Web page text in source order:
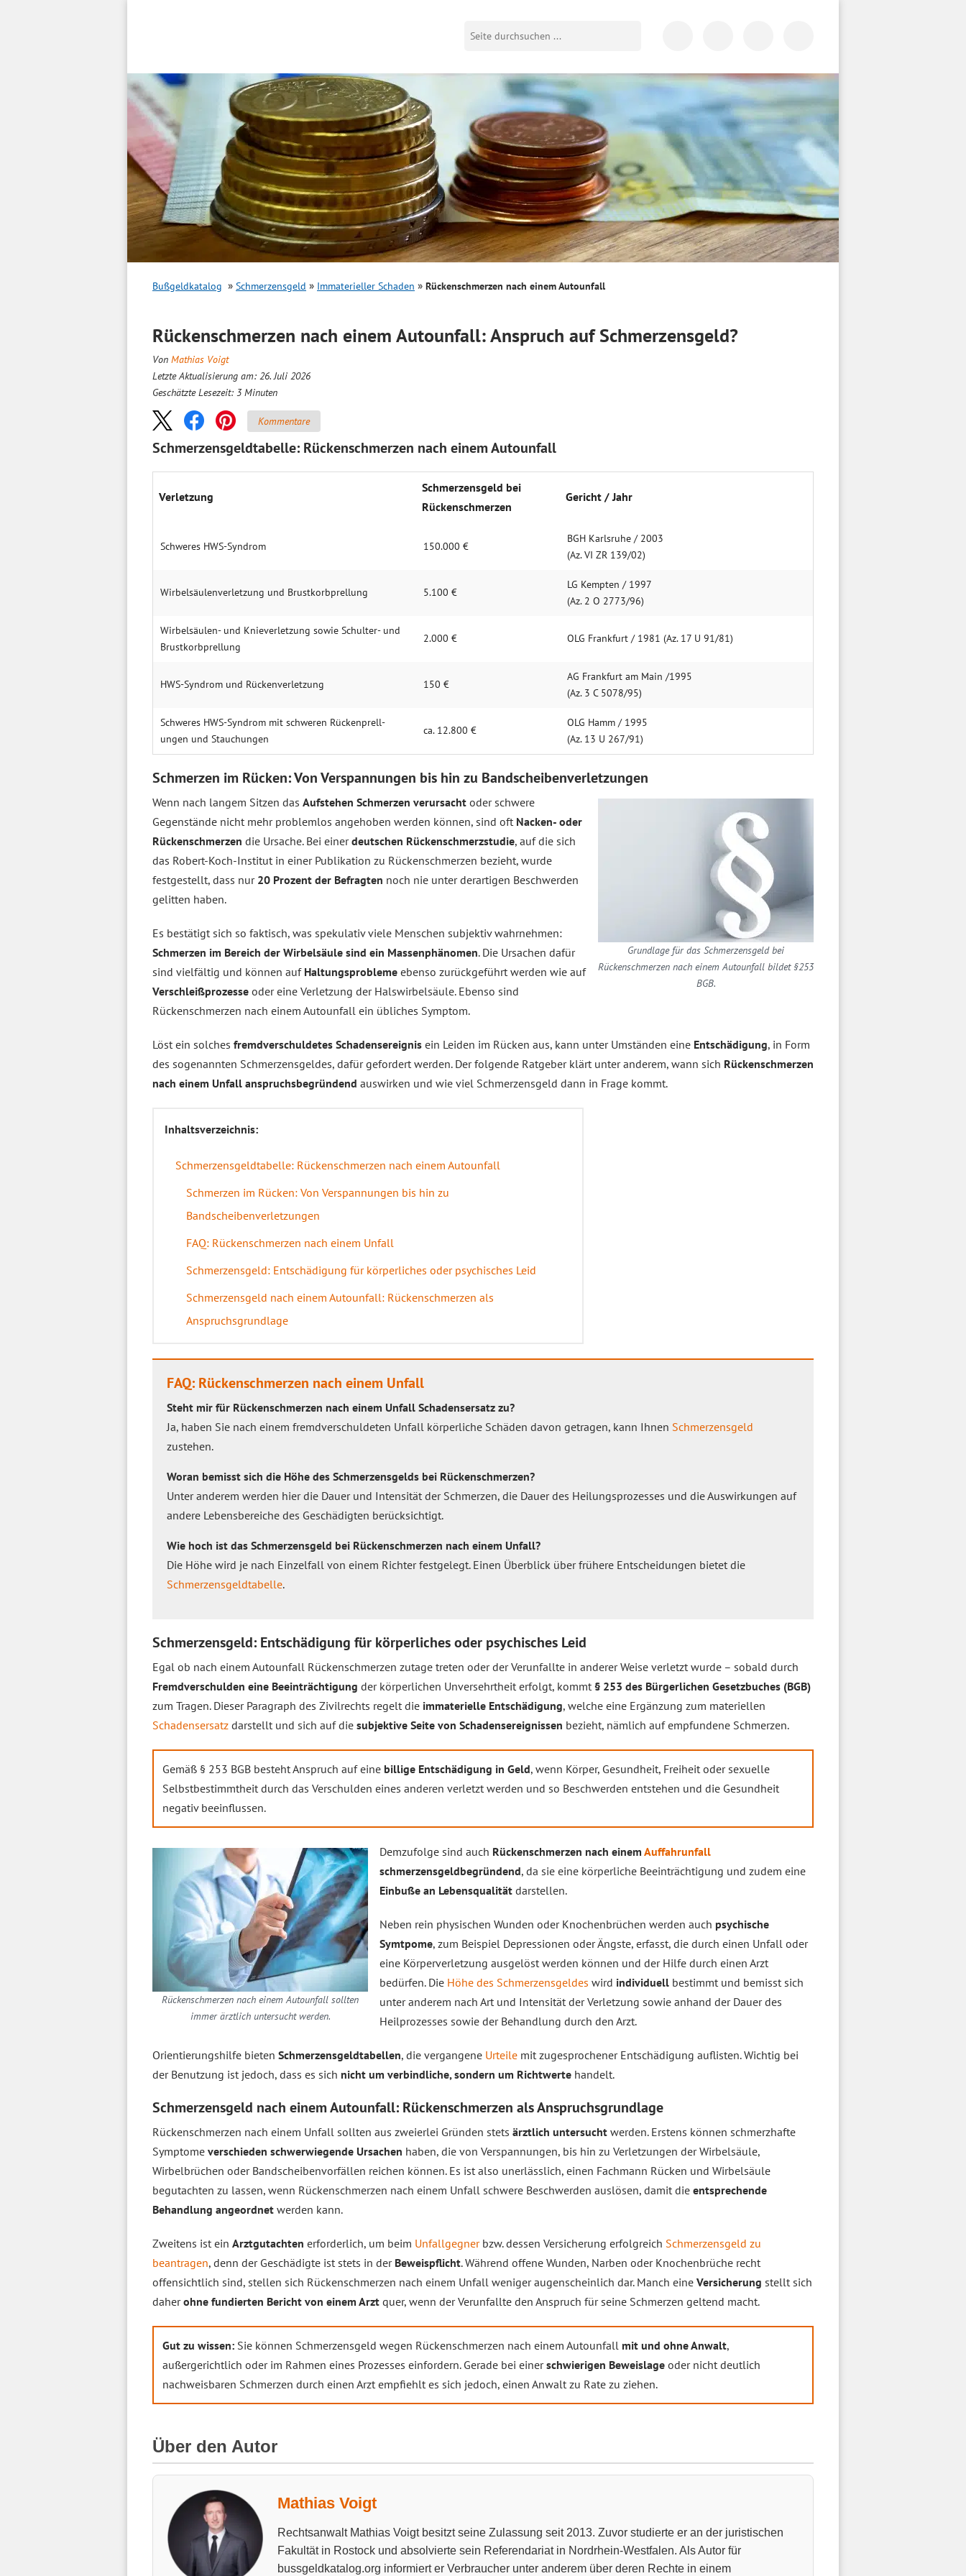
Bußgeldkatalog Schmerzensgeld Immaterieller Schaden Rückenschmerzen nach einem Autounfall
Rückenschmerzen nach einem Autounfall: Anspruch auf Schmerzensgeld?
Von Mathias Voigt
Letzte Aktualisierung am: 26. Juli 2026
Geschätzte Lesezeit: 3 Minuten
Kommentare
Schmerzensgeldtabelle: Rückenschmerzen nach einem Autounfall
Ver­letzung
Schmerzens­geld bei
Rücken­schmer­zen
Gericht / Jahr
Schwe­res HWS-Syndrom 150.000 €
BGH Karlsruhe / 2003
(Az. VI ZR 139/02)
Wirbel­säulen­verletz­ung und Brust­korb­prell­ung 5.100 €
LG Kempten / 1997
(Az. 2 O 2773/96)
Wirbel­säulen- und Knie­verletz­ung sowie Schulter- und
Brust­korb­prellung
2.000 € OLG Frankfurt / 1981 (Az. 17 U 91/81)
HWS-Syndrom und Rücken­verletz­ung 150 €
AG Frankfurt am Main /1995
(Az. 3 C 5078/95)
Schwe­res HWS-Syndrom mit schwe­ren Rücken­prell­
ungen und Stauch­ungen
ca. 12.800 €
OLG Hamm / 1995
(Az. 13 U 267/91)
Schmerzen im Rücken: Von Verspannungen bis hin zu Bandscheibenverletzungen
Grundlage für das Schmerzensgeld bei
Rückenschmerzen nach einem Autounfall bildet §253
BGB.
Wenn nach langem Sitzen das Aufstehen Schmerzen verursacht oder schwere
Gegenstände nicht mehr problemlos angehoben werden können, sind oft Nacken- oder
Rückenschmerzen die Ursache. Bei einerdeutschen Rückenschmerzstudie, auf die sich
das Robert-Koch-Institut in einer Publikation zu Rückenschmerzen bezieht, wurde
festgestellt, dass nur 20 Prozent der Befragten noch nie unter derartigen Beschwerden
gelitten haben.
Es bestätigt sich so faktisch, was spekulativ viele Menschen subjektiv wahrnehmen:
Schmerzen im Bereich der Wirbelsäule sind ein Massenphänomen. Die Ursachen dafür
sind vielfältig und können auf Haltungsprobleme ebenso zurückgeführt werden wie auf
Verschleißprozesse oder eine Verletzung der Halswirbelsäule. Ebenso sind
Rückenschmerzen nach einem Autounfall ein übliches Symptom.
Löst ein solches fremdverschuldetes Schadensereignis ein Leiden im Rücken aus, kann unter Umständen eine Entschädigung, in Form
des sogenannten Schmerzensgeldes, dafür gefordert werden. Der folgende Ratgeber klärt unter anderem, wann sich Rückenschmerzen
nach einem Unfall anspruchsbegründend auswirken und wie viel Schmerzensgeld dann in Frage kommt.
Inhaltsverzeichnis:
Schmerzensgeldtabelle: Rückenschmerzen nach einem Autounfall
Schmerzen im Rücken: Von Verspannungen bis hin zu
Bandscheibenverletzungen
FAQ: Rückenschmerzen nach einem Unfall
Schmerzensgeld: Entschädigung für körperliches oder psychisches Leid
Schmerzensgeld nach einem Autounfall: Rückenschmerzen als
Anspruchsgrundlage
FAQ: Rückenschmerzen nach einem Unfall
Steht mir für Rückenschmerzen nach einem Unfall Schadensersatz zu?
Ja, haben Sie nach einem fremdverschuldeten Unfall körperliche Schäden davon getragen, kann Ihnen Schmerzensgeld
zustehen.
Woran bemisst sich die Höhe des Schmerzensgelds bei Rückenschmerzen?
Unter anderem werden hier die Dauer und Intensität der Schmerzen, die Dauer des Heilungsprozesses und die Auswirkungen auf
andere Lebensbereiche des Geschädigten berücksichtigt.
Wie hoch ist das Schmerzensgeld bei Rückenschmerzen nach einem Unfall?
Die Höhe wird je nach Einzelfall von einem Richter festgelegt. Einen Überblick über frühere Entscheidungen bietet die
Schmerzensgeldtabelle.
Schmerzensgeld: Entschädigung für körperliches oder psychisches Leid
Egal ob nach einem Autounfall Rückenschmerzen zutage treten oder der Verunfallte in anderer Weise verletzt wurde – sobald durch
Fremdverschulden eine Beeinträchtigung der körperlichen Unversehrtheit erfolgt, kommt § 253 des Bürgerlichen Gesetzbuches (BGB)
zum Tragen. Dieser Paragraph des Zivilrechts regelt die immaterielle Entschädigung, welche eine Ergänzung zum materiellen
Schadensersatz darstellt und sich auf die subjektive Seite von Schadensereignissen bezieht, nämlich auf empfundene Schmerzen.
Gemäß § 253 BGB besteht Anspruch auf eine billige Entschädigung in Geld, wenn Körper, Gesundheit, Freiheit oder sexuelle
Selbstbestimmtheit durch das Verschulden eines anderen verletzt werden und so Beschwerden entstehen und die Gesundheit
negativ beeinflussen.
Rückenschmerzen nach einem Autounfall sollten
immer ärztlich untersucht werden.
Demzufolge sind auch Rückenschmerzen nach einem Auffahrunfall
schmerzensgeldbegründend, da sie eine körperliche Beeinträchtigung und zudem eine
Einbuße an Lebensqualität darstellen.
Neben rein physischen Wunden oder Knochenbrüchen werden auch psychische
Symtpome, zum Beispiel Depressionen oder Ängste, erfasst, die durch einen Unfall oder
eine Körperverletzung ausgelöst werden können und der Hilfe durch einen Arzt
bedürfen. Die Höhe des Schmerzensgeldes wird individuell bestimmt und bemisst sich
unter anderem nach Art und Intensität der Verletzung sowie anhand der Dauer des
Heilprozesses sowie der Behandlung durch den Arzt.
Orientierungshilfe bieten Schmerzensgeldtabellen, die vergangene Urteile mit zugesprochener Entschädigung auflisten. Wichtig bei
der Benutzung ist jedoch, dass es sich nicht um verbindliche, sondern um Richtwerte handelt.
Schmerzensgeld nach einem Autounfall: Rückenschmerzen als Anspruchsgrundlage
Rückenschmerzen nach einem Unfall sollten aus zweierlei Gründen stets ärztlich untersucht werden. Erstens können schmerzhafte
Symptome verschieden schwerwiegende Ursachen haben, die von Verspannungen, bis hin zu Verletzungen der Wirbelsäule,
Wirbelbrüchen oder Bandscheibenvorfällen reichen können. Es ist also unerlässlich, einen Fachmann Rücken und Wirbelsäule
begutachten zu lassen, wenn Rückenschmerzen nach einem Unfall schwere Beschwerden auslösen, damit die entsprechende
Behandlung angeordnet werden kann.
Zweitens ist ein Arztgutachten erforderlich, um beim Unfallgegnerbzw. dessen Versicherung erfolgreich Schmerzensgeld zu
beantragen, denn der Geschädigte ist stets in der Beweispflicht. Während offene Wunden, Narben oder Knochenbrüche recht
offensichtlich sind, stellen sich Rückenschmerzen nach einem Unfall weniger augenscheinlich dar. Manch eine Versicherung stellt sich
daherohne fundierten Bericht von einem Arzt quer, wenn der Verunfallte den Anspruch für seine Schmerzen geltend macht.
Gut zu wissen: Sie können Schmerzensgeld wegen Rückenschmerzen nach einem Autounfall mit und ohne Anwalt,
außergerichtlich oder im Rahmen eines Prozesses einfordern. Gerade bei einerschwierigen Beweislage oder nicht deutlich
nachweisbaren Schmerzen durch einen Arzt empfiehlt es sich jedoch, einen Anwalt zu Rate zu ziehen.
Über den Autor
Mathias Voigt
Rechtsanwalt Mathias Voigt besitzt seine Zulassung seit 2013. Zuvor studierte er an der juristischen
Fakultät in Rostock und absolvierte sein Referendariat in Nordrhein-Westfalen. Als Autor für
bussgeldkatalog.org informiert er Verbraucher unter anderem über deren Rechte in einem